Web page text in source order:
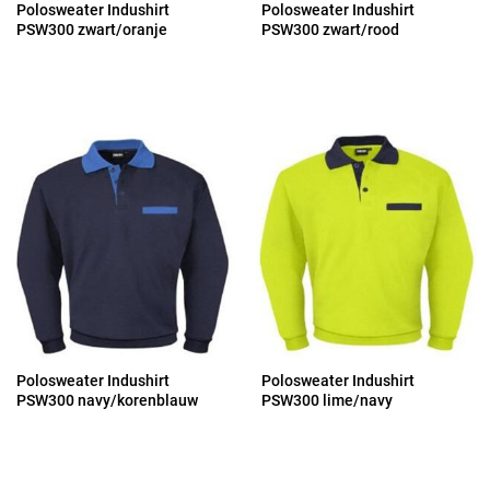
Polosweater Indushirt
PSW300 zwart/oranje
Polosweater Indushirt
PSW300 zwart/rood
Polosweater Indushirt
PSW300 navy/korenblauw
Polosweater Indushirt
PSW300 lime/navy